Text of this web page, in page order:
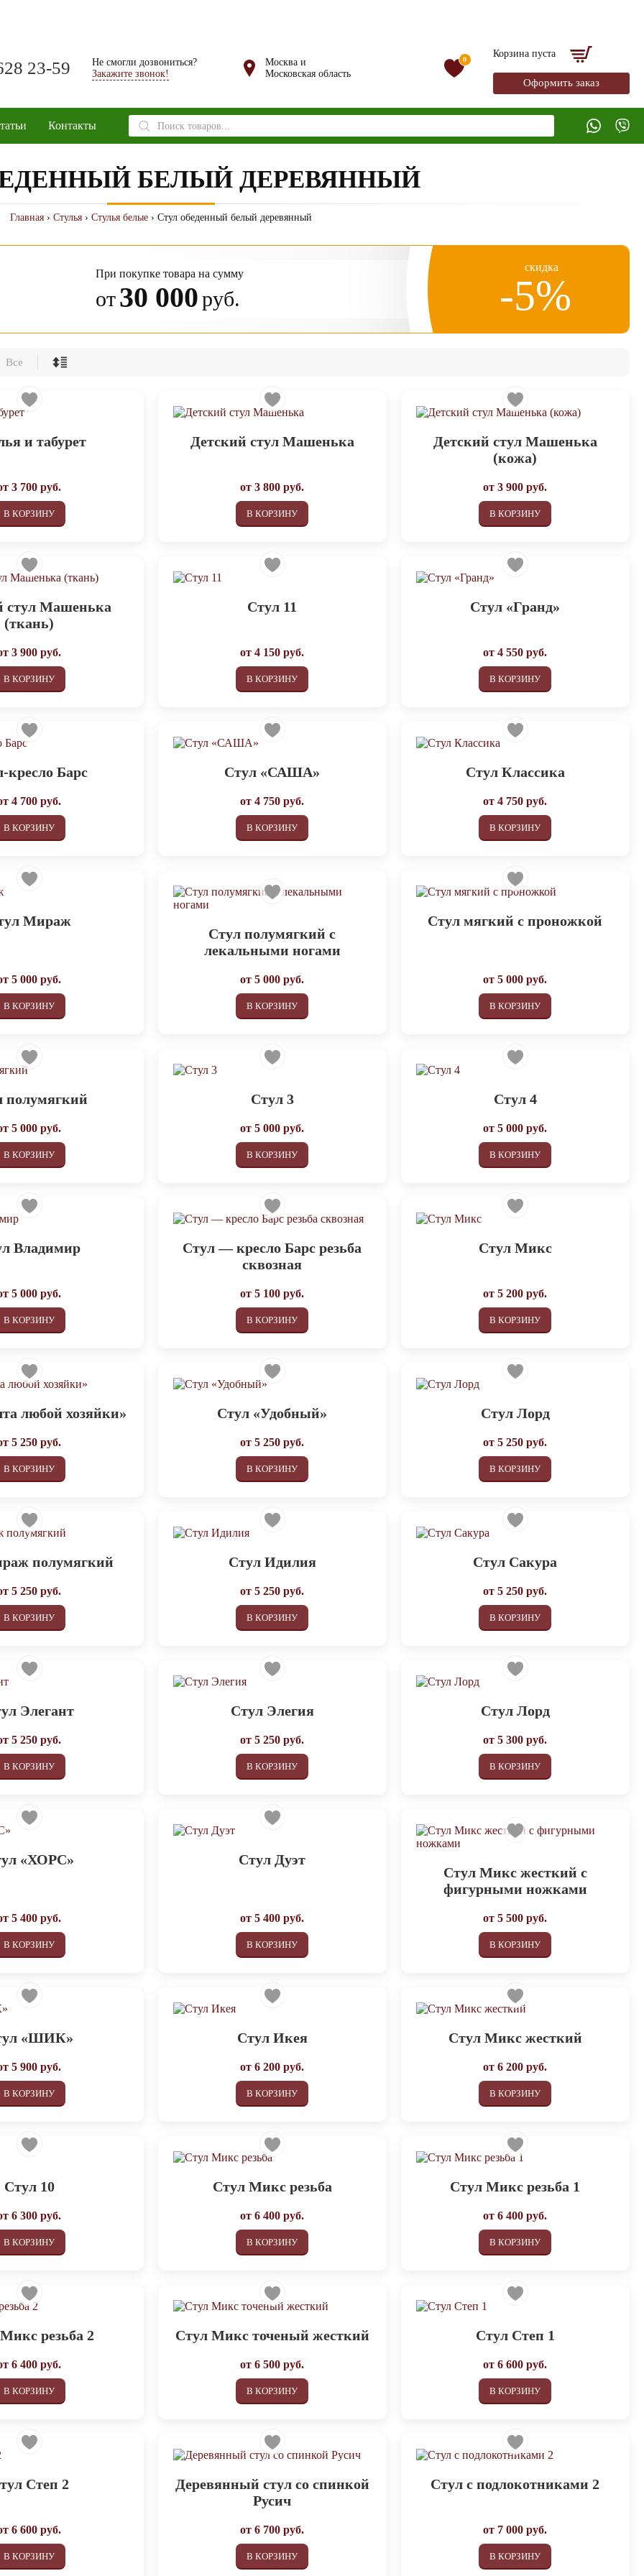
23-59
Не смогли дозвониться?
Закажите звонок!
Москва и
Московская область
0
Корзина пуста
Оформить заказ
Контакты
Поиск
товаров
БЕЛЫЙ ДЕРЕВЯННЫЙ
Главная › Стулья › Стулья белые › Стул обеденный белый деревянный
При покупке товара на сумму
от30 000руб.
скидка
-5%
Все
и табурет
3 700 руб.
В КОРЗИНУ
Детский стул Машенька
от3 800 руб.
В КОРЗИНУ
Детский стул Машенька
(кожа)
от3 900 руб.
В КОРЗИНУ
стул Машенька
(ткань)
3 900 руб.
В КОРЗИНУ
Стул 11
от4 150 руб.
В КОРЗИНУ
Стул «Гранд»
от4 550 руб.
В КОРЗИНУ
кресло Барс
4 700 руб.
В КОРЗИНУ
Стул «САША»
от4 750 руб.
В КОРЗИНУ
Стул Классика
от4 750 руб.
В КОРЗИНУ
Мираж
5 000 руб.
В КОРЗИНУ
Стул полумягкий с
лекальными ногами
от5 000 руб.
В КОРЗИНУ
Cтул мягкий с проножкой
от5 000 руб.
В КОРЗИНУ
полумягкий
5 000 руб.
В КОРЗИНУ
Стул 3
от5 000 руб.
В КОРЗИНУ
Стул 4
от5 000 руб.
В КОРЗИНУ
Владимир
5 000 руб.
В КОРЗИНУ
Стул — кресло Барс резьба
сквозная
от5 100 руб.
В КОРЗИНУ
Стул Микс
от5 200 руб.
В КОРЗИНУ
любой хозяйки»
5 250 руб.
В КОРЗИНУ
Стул «Удобный»
от5 250 руб.
В КОРЗИНУ
Стул Лорд
от5 250 руб.
В КОРЗИНУ
полумягкий
5 250 руб.
В КОРЗИНУ
Стул Идилия
от5 250 руб.
В КОРЗИНУ
Стул Сакура
от5 250 руб.
В КОРЗИНУ
Элегант
5 250 руб.
В КОРЗИНУ
Стул Элегия
от5 250 руб.
В КОРЗИНУ
Стул Лорд
от5 300 руб.
В КОРЗИНУ
«ХОРС»
5 400 руб.
В КОРЗИНУ
Стул Дуэт
от5 400 руб.
В КОРЗИНУ
Стул Микс жесткий с
фигурными ножками
от5 500 руб.
В КОРЗИНУ
«ШИК»
5 900 руб.
В КОРЗИНУ
Стул Икея
от6 200 руб.
В КОРЗИНУ
Стул Микс жесткий
от6 200 руб.
В КОРЗИНУ
Стул 10
6 300 руб.
В КОРЗИНУ
Стул Микс резьба
от6 400 руб.
В КОРЗИНУ
Стул Микс резьба 1
от6 400 руб.
В КОРЗИНУ
резьба 2
6 400 руб.
В КОРЗИНУ
Стул Микс точеный жесткий
от6 500 руб.
В КОРЗИНУ
Стул Степ 1
от6 600 руб.
В КОРЗИНУ
Степ 2
6 600 руб.
В КОРЗИНУ
Деревянный стул со спинкой
Русич
от6 700 руб.
В КОРЗИНУ
Стул с подлокотниками 2
от 7 000 руб.
В КОРЗИНУ